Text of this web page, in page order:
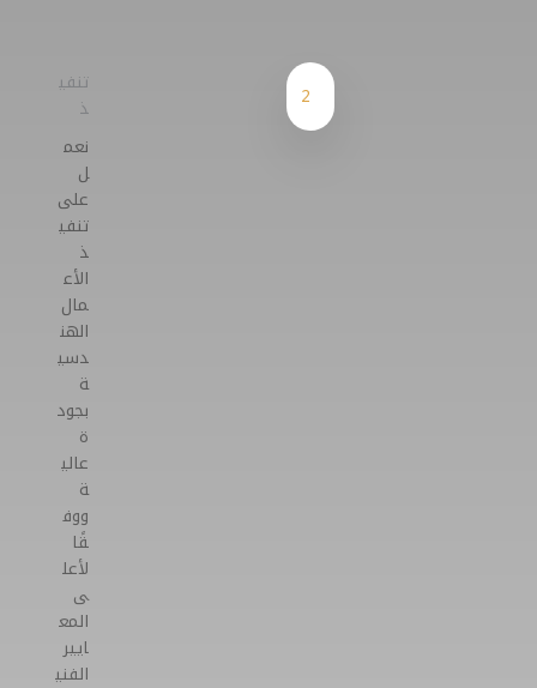
2
تنفي
ذ
نعم
ل
على
تنفي
ذ
الأع
مال
الهن
دسي
ة
بجود
ة
عالي
ة
ووف
قًا
لأعل
ى
المع
ايير
الفني